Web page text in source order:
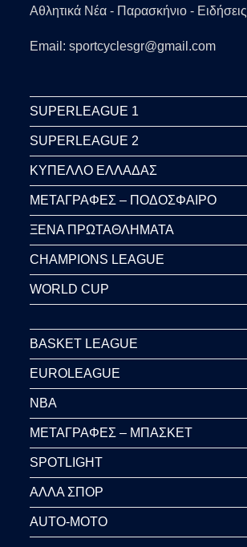
Αθλητικά Νέα - Παρασκήνιο - Ειδήσεις
Email: sportcyclesgr@gmail.com
SUPERLEAGUE 1
SUPERLEAGUE 2
ΚΥΠΕΛΛΟ ΕΛΛΑΔΑΣ
ΜΕΤΑΓΡΑΦΕΣ – ΠΟΔΟΣΦΑΙΡΟ
ΞΕΝΑ ΠΡΩΤΑΘΛΗΜΑΤΑ
CHAMPIONS LEAGUE
WORLD CUP
BASKET LEAGUE
EUROLEAGUE
NBA
ΜΕΤΑΓΡΑΦΕΣ – ΜΠΑΣΚΕΤ
SPOTLIGHT
ΑΛΛΑ ΣΠΟΡ
AUTO-MOTO